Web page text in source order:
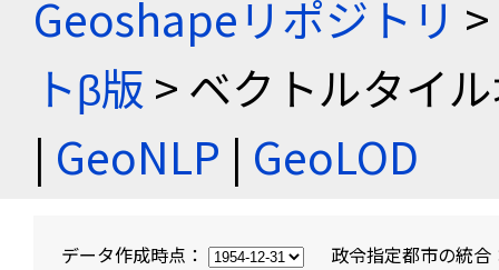
Geoshapeリポジトリ >
トβ版 > ベクトルタイ
| GeoNLP | GeoLOD
データ作成時点： 政令指定都市の統